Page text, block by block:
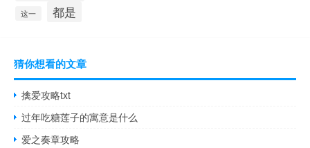
这一 都是
猜你想看的文章
擒爱攻略txt
过年吃糖莲子的寓意是什么
爱之奏章攻略